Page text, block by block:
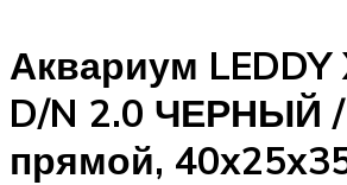
Аквариум LEDDY
D/N 2.0 ЧЕРНЫЙ
прямой,